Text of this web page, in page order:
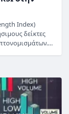
Index)
δείκτες